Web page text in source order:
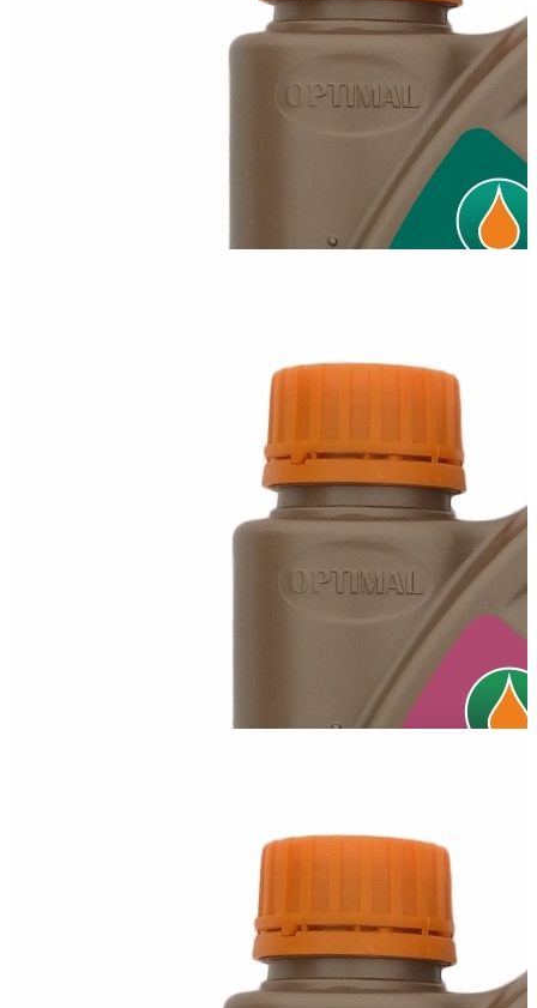
Полусинтетическое моторное масло 10W-40 Классик высокого
Масло Optimal 10W40 ACEA A3/B4
Всесезонное полусинтетическое моторное масло 10W-40 для